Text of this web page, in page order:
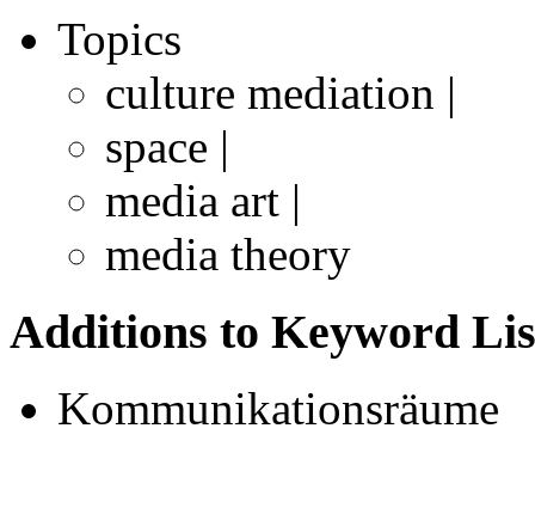
Topics
culture mediation |
space |
media art |
media theory
Additions to Keyword
Kommunikationsräume